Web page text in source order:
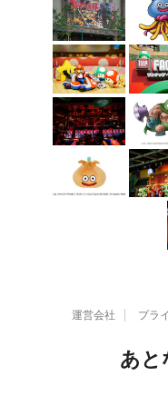
運営会社 プラ
あと